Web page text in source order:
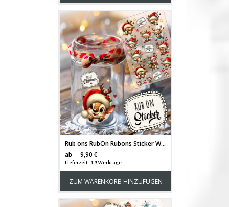
Rub ons RubOn Rubons Sticker Weihnachten Weihnachtssticker Weihnachtsmotive Elche Rentiere Tiere A5 Bogen rb09
ab
9,90 €
Lieferzeit: 1-3 Werktage
ZUM WARENKORB HINZUFÜGEN